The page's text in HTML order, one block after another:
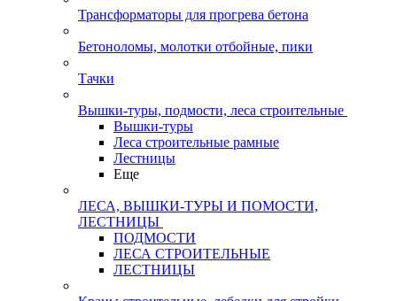
Трансформаторы для прогрева бетона
Бетоноломы, молотки отбойные, пики
Тачки
Вышки-туры, подмости, леса строительные
Вышки-туры
Леса строительные рамные
Лестницы
Еще
ЛЕСА, ВЫШКИ-ТУРЫ И ПОМОСТИ,
ЛЕСТНИЦЫ
ПОДМОСТИ
ЛЕСА СТРОИТЕЛЬНЫЕ
ЛЕСТНИЦЫ